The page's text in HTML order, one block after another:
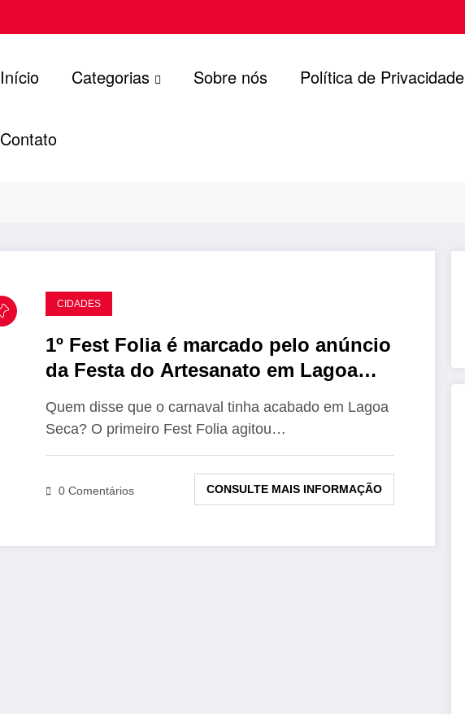
Início Categorias Sobre nós Política de Privacidade
Contato
CIDADES
1º Fest Folia é marcado pelo anúncio
da Festa do Artesanato em Lagoa
Quem disse que o carnaval tinha acabado em Lagoa
Seca? O primeiro Fest Folia agitou…
0 Comentários CONSULTE MAIS INFORMAÇÃO